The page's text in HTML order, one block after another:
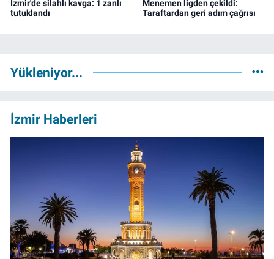
İzmir'de silahlı kavga: 1 zanlı
tutuklandı
Menemen ligden çekildi:
Taraftardan geri adım çağrısı
Yükleniyor...
İzmir Haberleri